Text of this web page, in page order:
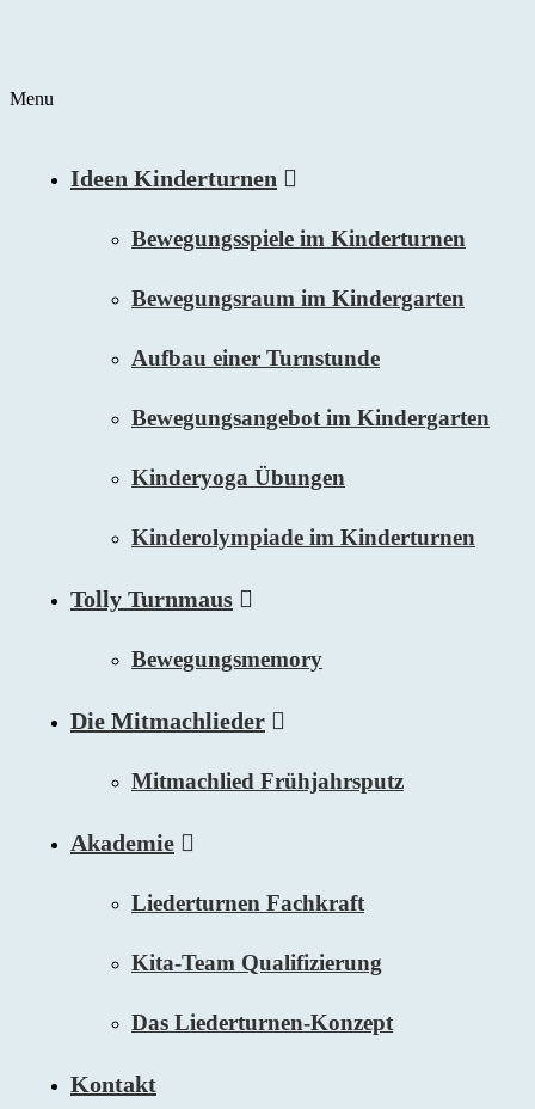
Menu
Ideen Kinderturnen
Bewegungsspiele im Kinderturnen
Bewegungsraum im Kindergarten
Aufbau einer Turnstunde
Bewegungsangebot im Kindergarten
Kinderyoga Übungen
Kinderolympiade im Kinderturnen
Tolly Turnmaus
Bewegungsmemory
Die Mitmachlieder
Mitmachlied Frühjahrsputz
Akademie
Liederturnen Fachkraft
Kita-Team Qualifizierung
Das Liederturnen-Konzept
Kontakt